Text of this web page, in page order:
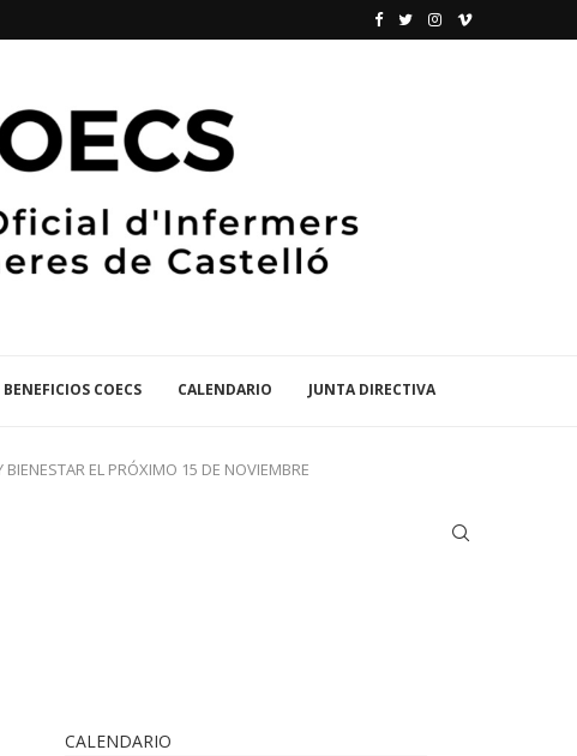
BENEFICIOS COECS CALENDARIO JUNTA DIRECTIVA
EL PRÓXIMO 15 DE NOVIEMBRE
CALENDARIO